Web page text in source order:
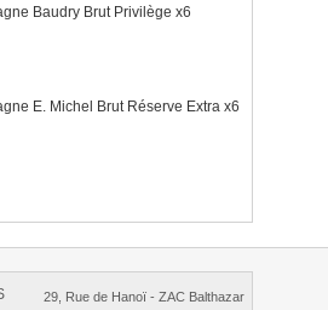
Baudry Brut Privilège x6
E. Michel Brut Réserve Extra x6
29, Rue de Hanoï - ZAC Balthazar